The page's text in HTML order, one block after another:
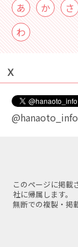
あ か さ
わ
Ｘ
このページに掲載
社に帰属します。
無断での複製・掲